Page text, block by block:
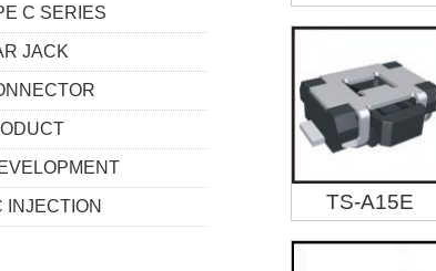
C SERIES
JACK
INJECTION TS-A15E